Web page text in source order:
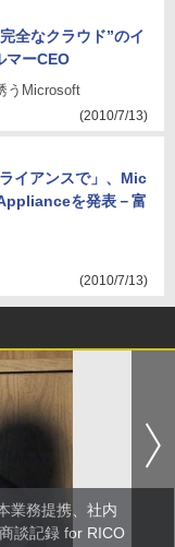
全なクラウド”のイ
マーCEO
うMicrosoft
(2010/7/13)
イアンスで」、Mic
を発表－富
(2010/7/13)
業務提携、社内
談記録 for RICO